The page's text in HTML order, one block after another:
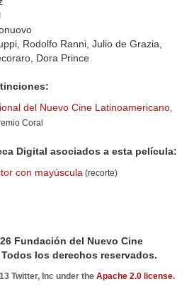
Rodolfo Ranni, Julio de Grazia,
Dora Prince
del Nuevo Cine Latinoamericano,
Coral
Digital asociados a esta película:
con mayúscula (recorte)
Fundación del Nuevo Cine
los derechos reservados.
Twitter, Inc under the Apache 2.0 license.